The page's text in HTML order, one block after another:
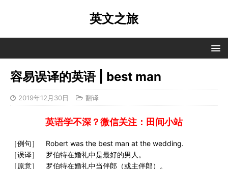
英文之旅
容易误译的英语 | best man
2019年12月30日 翻译
英语学不深？微信关注：田间小站
［例句］ Robert was the best man at the wedding.
［误译］ 罗伯特在婚礼中是最好的男人。
［原意］ 罗伯特在婚礼中当伴郎（或主伴郎）。